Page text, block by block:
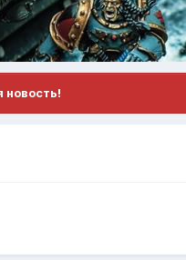
новость!